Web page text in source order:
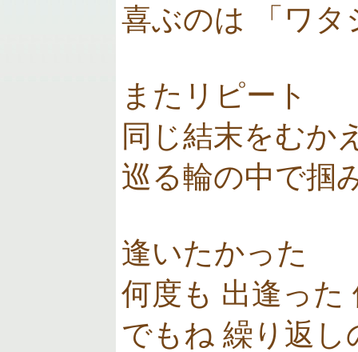
喜ぶのは 「ワタ
またリピート
同じ結末をむか
巡る輪の中で掴
逢いたかった
何度も 出逢った
でもね 繰り返